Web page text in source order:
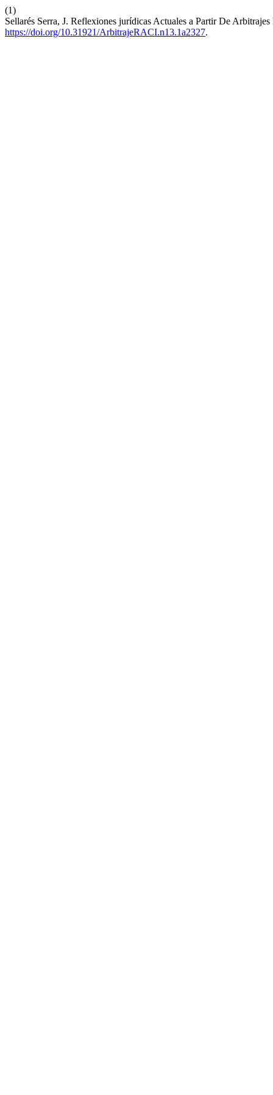
(1)
Sellarés Serra, J. Reflexiones jurídicas Actuales a Partir De
https://doi.org/10.31921/ArbitrajeRACI.n13.1a2327.